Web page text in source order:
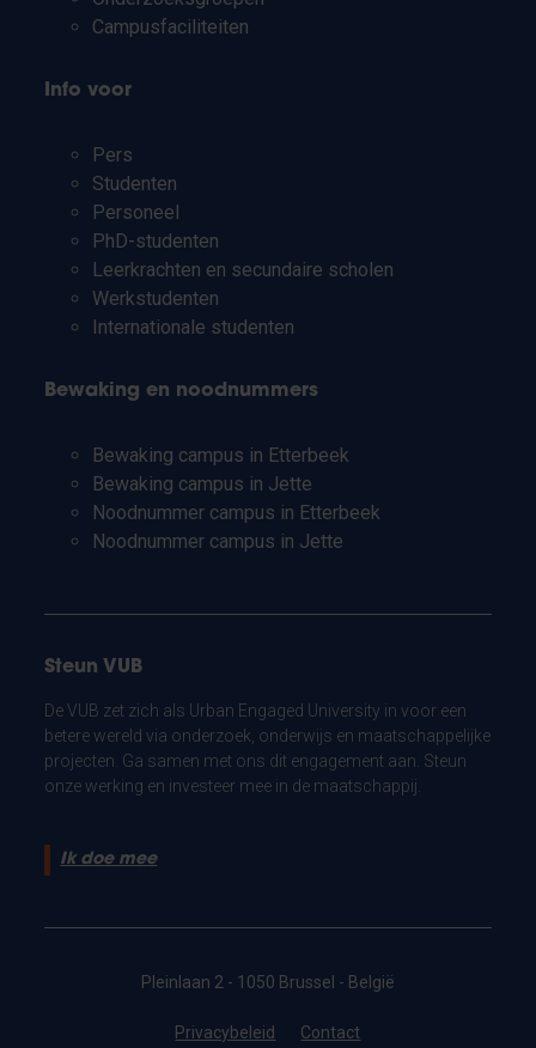
Campusfaciliteiten
Info voor
Pers
Studenten
Personeel
PhD-studenten
Leerkrachten en secundaire scholen
Werkstudenten
Internationale studenten
Bewaking en noodnummers
Bewaking campus in Etterbeek
Bewaking campus in Jette
Noodnummer campus in Etterbeek
Noodnummer campus in Jette
Steun VUB
De VUB zet zich als Urban Engaged University in voor een
betere wereld via onderzoek, onderwijs en maatschappelijke
projecten. Ga samen met ons dit engagement aan. Steun
onze werking en investeer mee in de maatschappij.
Ik doe mee
Pleinlaan 2 - 1050 Brussel - België
Privacybeleid Contact